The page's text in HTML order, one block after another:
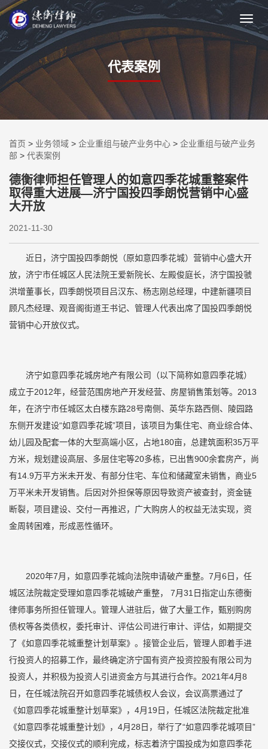
代表案例
首页 > 业务领域 > 企业重组与破产业务中心 > 企业重组与破产业务
部 > 代表案例
德衡律师担任管理人的如意四季花城重整案件
取得重大进展—济宁国投四季朗悦营销中心盛
大开放
2021-11-30
近日，济宁国投四季朗悦（原如意四季花城）营销中心盛大开
放，济宁市任城区人民法院王爱新院长、左殿俊庭长，济宁国投虢
洪增董事长，四季朗悦项目吕汉东、杨志刚总经理，中建新疆项目
顾凡杰经理、观音阁街道王书记、管理人代表出席了国投四季朗悦
营销中心开放仪式。
济宁如意四季花城房地产有限公司（以下简称如意四季花城）
成立于2012年，经营范围房地产开发经营、房屋销售策划等。2013
年，在济宁市任城区太白楼东路28号南侧、英华东路西侧、陵园路
东侧开发建设“如意四季花城”项目，该项目为集住宅、商业综合体、
幼儿园及配套一体的大型高端小区，占地180亩，总建筑面积35万平
方米，规划建设高层、多层住宅等20多栋，已出售900余套房产，尚
有14.9万平方米未开发、有部分住宅、车位和储藏室未销售，商业5
万平米未开发销售。后因对外担保等原因导致资产被查封，资金链
断裂，项目建设、交付一再推迟，广大购房人的权益无法实现，资
金周转困难，形成恶性循环。
2020年7月，如意四季花城向法院申请破产重整。7月6日，任
城区法院裁定受理如意四季花城破产重整， 7月31日指定山东德衡
律师事务所担任管理人。管理人进驻后，做了大量工作，甄别购房
债权等各类债权，委托审计、评估公司进行审计、评估，如期提交
了《如意四季花城重整计划草案》。接管企业后，管理人即着手进
行投资人的招募工作，最终确定济宁国有资产投资控股有限公司为
投资人，并积极为投资人引进资金方与其进行合作。2021年4月8
日，在任城法院召开如意四季花城债权人会议，会议高票通过了
《如意四季花城重整计划草案》，4月19日，任城区法院裁定批准
《如意四季花城重整计划》，4月28日，举行了“如意四季花城项目”
交接仪式，交接仪式的顺利完成，标志着济宁国投成为如意四季花